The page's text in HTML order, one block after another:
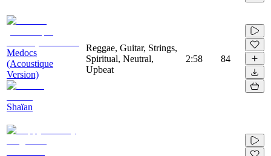
Medocs
(Acoustique
Version)
Shaïan
Reggae, Guitar, Strings,
Spiritual, Neutral,
Upbeat
2:58 84